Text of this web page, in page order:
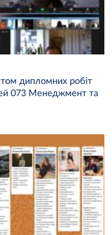
дипломних робіт
073 Менеджмент та